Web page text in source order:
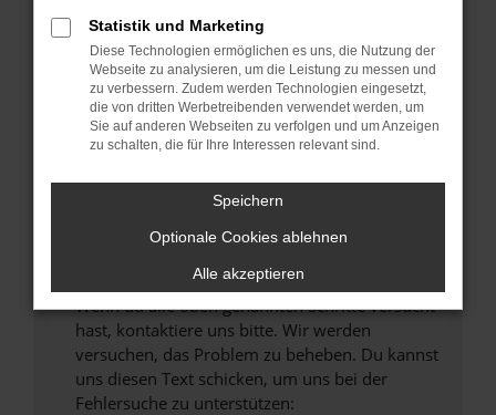
Starte dein Gerät neu.
Das kann manchmal helfen, vorübergehende
Probleme zu beheben.
Stelle sicher, dass dein Browser und dein
Betriebssystem auf dem neuesten Stand
sind.
Sicherheitsrisiko, sondern kann auch dazu
unterstützt werden.
Wende dich an den Webseitenbetreiber.
Wenn du alle oben genannten Schritte versucht
hast, kontaktiere uns bitte. Wir werden
versuchen, das Problem zu beheben. Du kannst
uns diesen Text schicken, um uns bei der
Fehlersuche zu unterstützen:
Statistik und Marketing
Diese Technologien ermöglichen es uns, die Nutzung der
Webseite zu analysieren, um die Leistung zu messen und
zu verbessern. Zudem werden Technologien eingesetzt,
die von dritten Werbetreibenden verwendet werden, um
Sie auf anderen Webseiten zu verfolgen und um Anzeigen
zu schalten, die für Ihre Interessen relevant sind.
Speichern
Optionale Cookies ablehnen
Alle akzeptieren